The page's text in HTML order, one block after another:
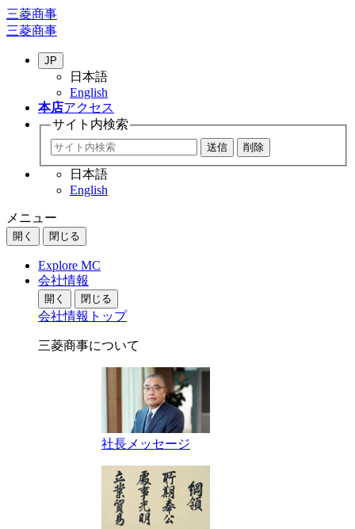
三菱商事
三菱商事
JP
日本語
English
本店アクセス
サイト内検索
日本語
English
メニュー
開く 閉じる
Explore MC
会社情報
開く 閉じる
会社情報トップ
三菱商事について
社長メッセージ